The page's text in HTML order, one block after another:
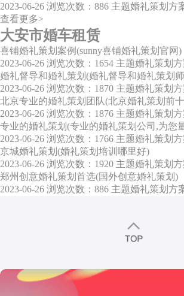
2023-06-26 浏览次数：886 主题婚礼策划方
查看更多>
大安市婚车租赁
喜铺婚礼策划案例(sunny喜铺婚礼策划官网)
2023-06-26 浏览次数：1654 主题婚礼策划
婚礼督导和婚礼策划(婚礼督导和婚礼策划
2023-06-26 浏览次数：1870 主题婚礼策划
北京专业的婚礼策划团队(北京婚礼策划前
2023-06-26 浏览次数：1876 主题婚礼策划
专业的婚礼策划(专业的婚礼策划公司,为您
2023-06-26 浏览次数：1766 主题婚礼策划
京城婚礼策划(婚礼策划培训哪里好)
2023-06-26 浏览次数：1920 主题婚礼策划
郑州创意婚礼策划首选(国外创意婚礼策划)
2023-06-26 浏览次数：886 主题婚礼策划方